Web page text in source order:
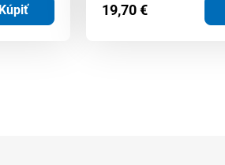
Kúpiť 19,70€